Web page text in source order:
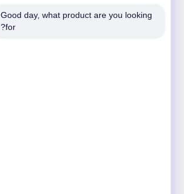
Good day, what product are you looking
for?